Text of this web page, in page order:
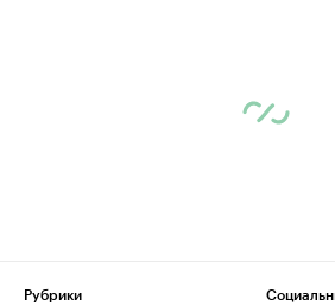
Рубрики